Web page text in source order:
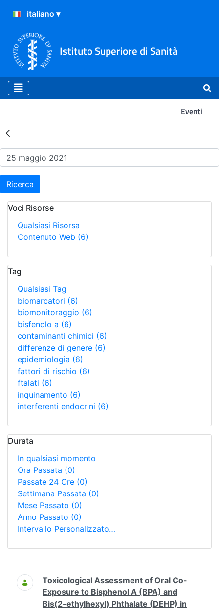
Istituto Superiore di Sanità
Eventi
Risultati della Ricerca -
Ricerca
Voci Risorse
Qualsiasi Risorsa
Contenuto Web (6)
Tag
Qualsiasi Tag
biomarcatori (6)
biomonitoraggio (6)
bisfenolo a (6)
contaminanti chimici (6)
differenze di genere (6)
epidemiologia (6)
fattori di rischio (6)
ftalati (6)
inquinamento (6)
interferenti endocrini (6)
Durata
In qualsiasi momento
Ora Passata (0)
Passate 24 Ore (0)
Settimana Passata (0)
Mese Passato (0)
Anno Passato (0)
Intervallo Personalizzato…
Ricerca
Toxicological Assessment of Oral Co-
Exposure to Bisphenol A (BPA) and
Bis(2-ethylhexyl) Phthalate (DEHP) in